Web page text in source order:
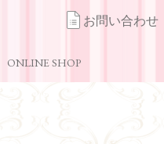
ONLINE SHOP
お問い合わせ